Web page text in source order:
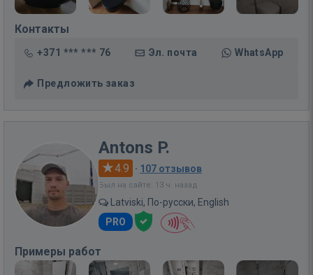
Контакты
+371 *** *** 76 Эл. почта WhatsApp
Предложить заказ
Antons P.
4.9 · 107 отзывов
Был на сайте: 13 ч. назад
Latviski, По-русски, English
PRO
Примеры работ